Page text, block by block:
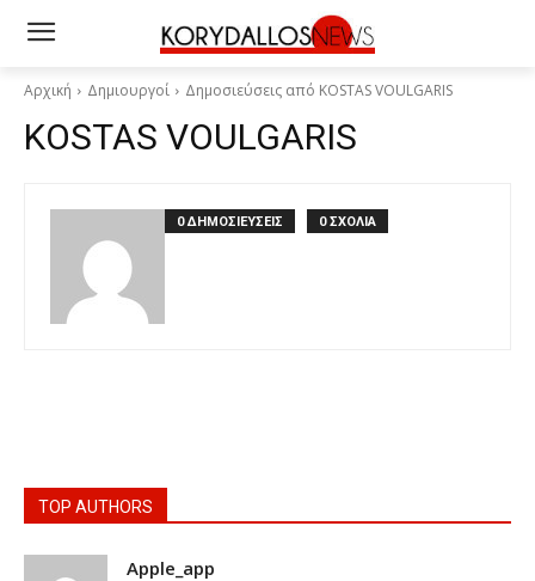
Αρχική Δημιουργοί Δημοσιεύσεις από KOSTAS VOULGARIS
KOSTAS VOULGARIS
0 ΔΗΜΟΣΙΕΥΣΕΙΣ 0 ΣΧΟΛΙΑ
TOP AUTHORS
Apple_app